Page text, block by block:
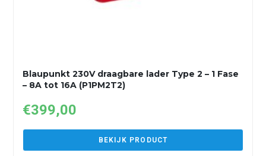
Blaupunkt 230V draagbare lader Type 2 – 1 Fase
– 8A tot 16A (P1PM2T2)
€399,00
BEKIJK PRODUCT